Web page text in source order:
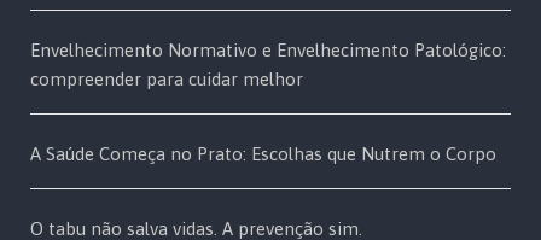
Envelhecimento Normativo e Envelhecimento Patológico:
compreender para cuidar melhor
A Saúde Começa no Prato: Escolhas que Nutrem o Corpo
O tabu não salva vidas. A prevenção sim.